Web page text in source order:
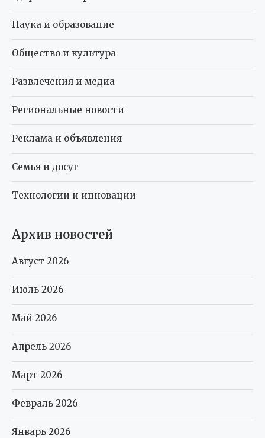
Наука и образование
Общество и культура
Развлечения и медиа
Региональные новости
Реклама и объявления
Семья и досуг
Технологии и инновации
Архив новостей
Август 2026
Июль 2026
Май 2026
Апрель 2026
Март 2026
Февраль 2026
Январь 2026